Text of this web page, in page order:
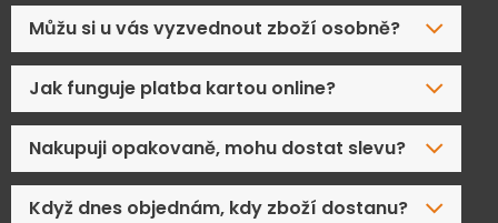
Můžu si u vás vyzvednout zboží osobně?
Jak funguje platba kartou online?
Nakupuji opakovaně, mohu dostat slevu?
Když dnes objednám, kdy zboží dostanu?